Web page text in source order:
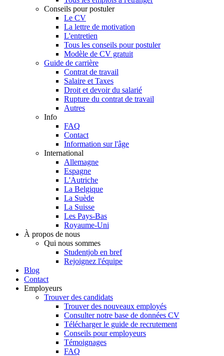
Conseils pour postuler
Le CV
La lettre de motivation
L'entretien
Tous les conseils pour postuler
Modèle de CV gratuit
Guide de carrière
Contrat de travail
Salaire et Taxes
Droit et devoir du salarié
Rupture du contrat de travail
Autres
Info
FAQ
Contact
Information sur l'âge
International
Allemagne
Espagne
L'Autriche
La Belgique
La Suède
La Suisse
Les Pays-Bas
Royaume-Uni
À propos de nous
Qui nous sommes
Studentjob en bref
Rejoignez l'équipe
Blog
Contact
Employeurs
Trouver des candidats
Trouver des nouveaux employés
Consulter notre base de données CV
Télécharger le guide de recrutement
Conseils pour employeurs
Témoignages
FAQ